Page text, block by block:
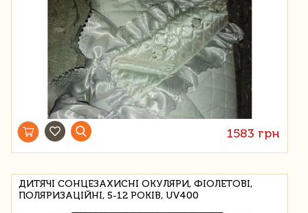
1583 грн
ДИТЯЧІ СОНЦЕЗАХИСНІ ОКУЛЯРИ, ФІОЛЕТОВІ,
ПОЛЯРИЗАЦІЙНІ, 5-12 РОКІВ, UV400